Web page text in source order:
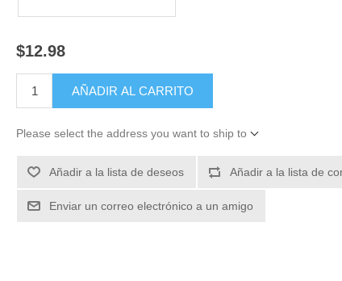
$12.98
Please select the address you want to ship to